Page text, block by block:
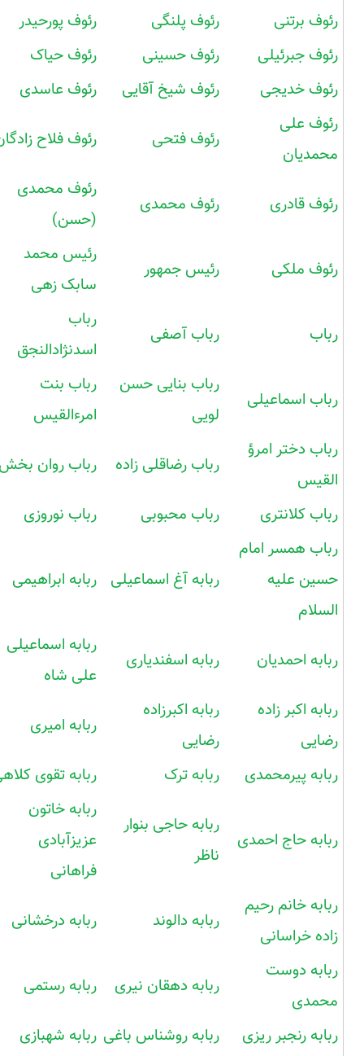
رئوف برتنی رئوف پلنگی
رئوف پورحیدر
رئوف جبرئیلی
رئوف حسینی
رئوف حیاک
رئوف خدیجی
رئوف شیخ آقایی
رئوف عاسدی
رئوف علی
محمدیان
رئوف فتحی رئوف فلاح
رئوف قادری رئوف محمدی
رئوف محمدی
(حسن)
رئوف ملکی رئیس جمهور
رئیس محمد
سابک زهی
رباب رباب آصفی
رباب
اسدنژادالنجق
رباب اسماعیلی
رباب بنایی حسن
لویی
رباب بنت
امرءالقیس
رباب دختر امرؤ
القیس
رباب رضاقلی زاده رباب روان
رباب کلانتری رباب محبوبی
رباب نوروزی
رباب همسر امام
حسین علیه
السلام
ربابه آغ اسماعیلی ربابه ابراهیمی
ربابه احمدیان ربابه اسفندیاری
ربابه اسماعیلی
علی شاه
ربابه اکبر زاده
رضایی
ربابه اکبرزاده
رضایی
ربابه امیری
ربابه پیرمحمدی ربابه ترک ربابه تقوی
ربابه حاج احمدی
ربابه حاجی بنوار
ناظر
ربابه خاتون
عزیزآبادی
فراهانی
ربابه خانم رحیم
زاده خراسانی
ربابه دالوند ربابه درخشانی
ربابه دوست
محمدی
ربابه دهقان نیری ربابه رستمی
ربابه رنجبر ریزی ربابه روشناس باغی ربابه شهبازی